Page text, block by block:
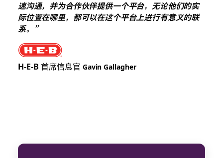
速沟通，并为合作伙伴提供一个平台，无论他们的实
际位置在哪里，都可以在这个平台上进行有意义的联
系。”
H-E-B 首席信息官 Gavin Gallagher